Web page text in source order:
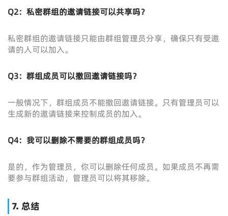
Q2：私密群组的邀请链接可以共享吗？
私密群组的邀请链接只能由群组管理员分享，确保只有受邀
请的人可以加入。
Q3：群组成员可以撤回邀请链接吗？
一般情况下，群组成员不能撤回邀请链接。只有管理员可以
生成新的邀请链接来控制成员的加入。
Q4：我可以删除不需要的群组成员吗？
是的，作为管理员，你可以删除任何成员。如果成员不再需
要参与群组活动，管理员可以将其移除。
7. 总结